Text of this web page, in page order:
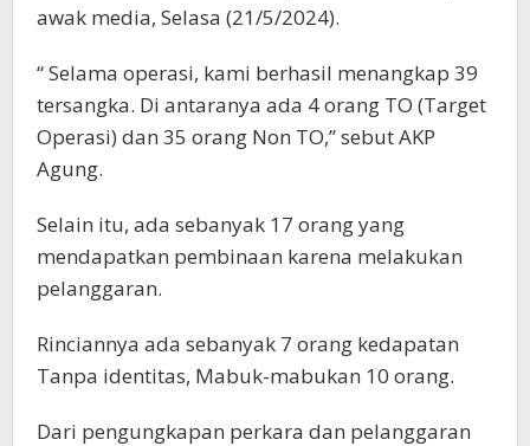
awak media, Selasa (21/5/2024).
“ Selama operasi, kami berhasil menangkap 39
tersangka. Di antaranya ada 4 orang TO (Target
Operasi) dan 35 orang Non TO,” sebut AKP
Agung.
Selain itu, ada sebanyak 17 orang yang
mendapatkan pembinaan karena melakukan
pelanggaran.
Rinciannya ada sebanyak 7 orang kedapatan
Tanpa identitas​​, ​Mabuk-mabukan​​​​ ​10 orang.
Dari pengungkapan perkara dan pelanggaran